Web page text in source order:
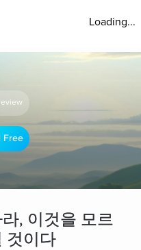
Loading...
Free
, 이것을 모르
것이다